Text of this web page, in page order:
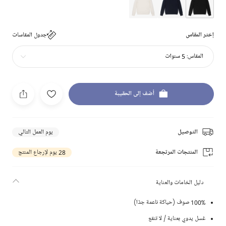
إختر المقاس جدول المقاسات
المقاس:5 سنوات
أضف إلى الحقيبة
التوصيل يوم العمل التالي
المنتجات المرتجعة 28 يوم لإرجاع المنتج
دليل الخامات والعناية
100% صوف (حياكة ناعمة جدًا)
غسل يدوي بعناية / لا تنقع